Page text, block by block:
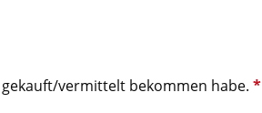
gekauft/vermittelt bekommen habe.*